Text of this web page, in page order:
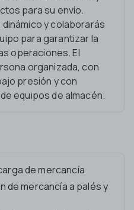
para su envío.
y colaborarás
para garantizar la
operaciones. El
organizada, con
presión y con
equipos de almacén.
de mercancía
de mercancía a palés y